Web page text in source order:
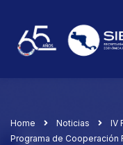
Home Noticias
IV
Programa de Cooperación